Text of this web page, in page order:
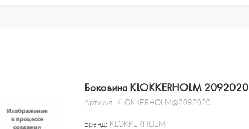
Боковина KLOKKERHOLM 2092020
Артикул: KLOKKERHOLM@2092020
Бренд: KLOKKERHOLM